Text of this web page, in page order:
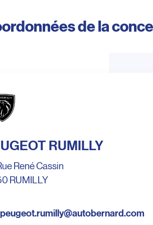
de la
RUMILLY
René Cassin
RUMILLY
peugeot.rumilly@autobernard.com